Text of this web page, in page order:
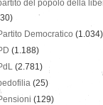
del popolo della
Democratico (1.034)
(1.188)
(2.781)
(25)
(129)